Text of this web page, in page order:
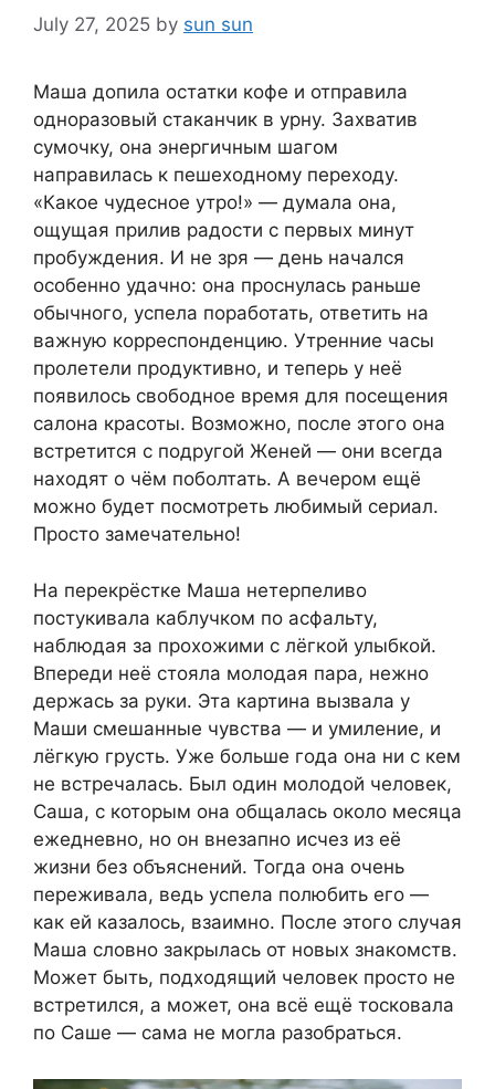
July 27, 2025 by sun sun
Маша допила остатки кофе и отправила
одноразовый стаканчик в урну. Захватив
сумочку, она энергичным шагом
направилась к пешеходному переходу.
«Какое чудесное утро!» — думала она,
ощущая прилив радости с первых минут
пробуждения. И не зря — день начался
особенно удачно: она проснулась раньше
обычного, успела поработать, ответить на
важную корреспонденцию. Утренние часы
пролетели продуктивно, и теперь у неё
появилось свободное время для посещения
салона красоты. Возможно, после этого она
встретится с подругой Женей — они всегда
находят о чём поболтать. А вечером ещё
можно будет посмотреть любимый сериал.
Просто замечательно!
На перекрёстке Маша нетерпеливо
постукивала каблучком по асфальту,
наблюдая за прохожими с лёгкой улыбкой.
Впереди неё стояла молодая пара, нежно
держась за руки. Эта картина вызвала у
Маши смешанные чувства — и умиление, и
лёгкую грусть. Уже больше года она ни с кем
не встречалась. Был один молодой человек,
Саша, с которым она общалась около месяца
ежедневно, но он внезапно исчез из её
жизни без объяснений. Тогда она очень
переживала, ведь успела полюбить его —
как ей казалось, взаимно. После этого случая
Маша словно закрылась от новых знакомств.
Может быть, подходящий человек просто не
встретился, а может, она всё ещё тосковала
по Саше — сама не могла разобраться.